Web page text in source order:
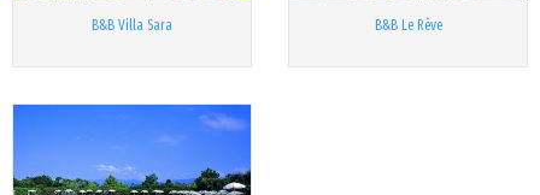
B&B Villa Sara B&B Le Rêve